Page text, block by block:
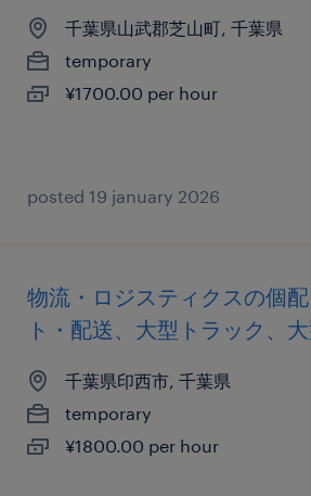
千葉県山武郡芝山町, 千葉県
temporary
¥1700.00 per hour
posted 19 january 2026
物流・ロジスティクスの個
ト・配送、大型トラック、
千葉県印西市, 千葉県
temporary
¥1800.00 per hour